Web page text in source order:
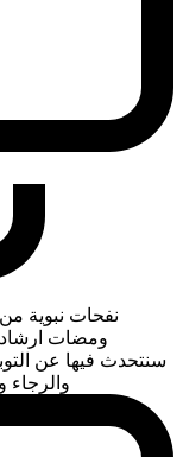
نفحات نبوية
ومضات
سنتحدث فيها عن
والرجاء